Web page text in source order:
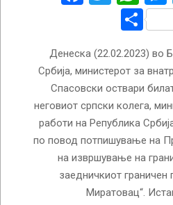
Денеска (22.02.2023) во
Србија, министерот за
Спасовски оствари
неговиот српски колега,
работи на Република
по повод потпишување на
на извршување на
заедничкиот граничен
Миратовац“.